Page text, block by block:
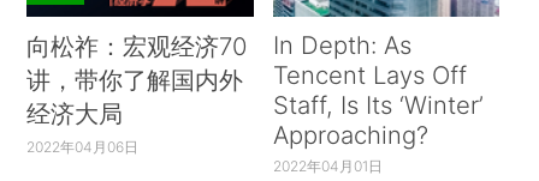
向松祚：宏观经济70
讲，带你了解国内外
经济大局
2022年04月06日
In Depth: As
Tencent Lays Off
Staff, Is Its ‘Winter’
Approaching?
2022年04月01日